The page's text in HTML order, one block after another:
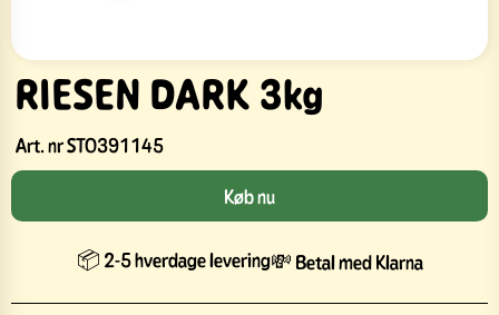
RIESEN DARK 3kg
Art. nrSTO391145
Køb nu
📦 2-5 hverdage levering💸 Betal med Klarna